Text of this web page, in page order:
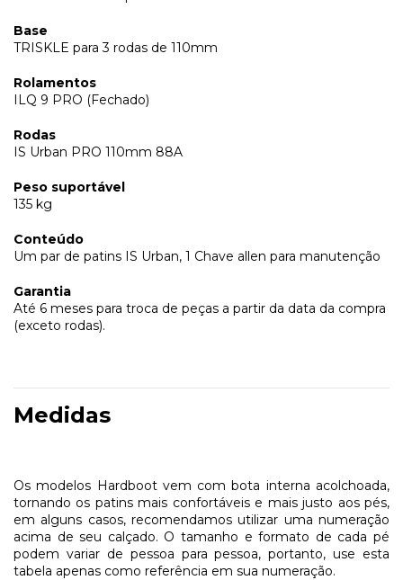
Base
TRISKLE para 3 rodas de 110mm
Rolamentos
ILQ 9 PRO (Fechado)
Rodas
IS Urban PRO 110mm 88A
Peso suportável
135 kg
Conteúdo
Um par de patins IS Urban, 1 Chave allen para manutenção
Garantia
Até 6 meses para troca de peças a partir da data da compra
(exceto rodas).
Medidas
Os modelos Hardboot vem com bota interna acolchoada,
tornando os patins mais confortáveis e mais justo aos pés,
em alguns casos, recomendamos utilizar uma numeração
acima de seu calçado. O tamanho e formato de cada pé
podem variar de pessoa para pessoa, portanto, use esta
tabela apenas como referência em sua numeração.